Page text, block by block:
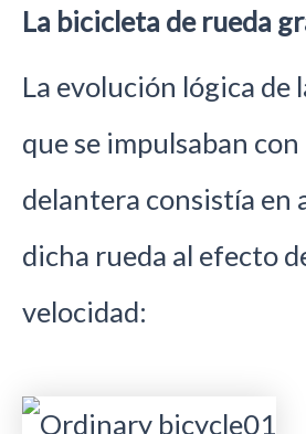
La bicicleta de rueda
La evolución lógica de
que se impulsaban
delantera consistía en
dicha rueda al efecto
velocidad: